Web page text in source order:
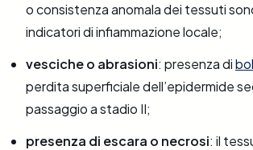
o consistenza anomala dei tessuti
indicatori di infiammazione locale;
vesciche o abrasioni: presenza di
perdita superficiale dell’epidermide
passaggio a stadio II;
presenza di escara o necrosi: il